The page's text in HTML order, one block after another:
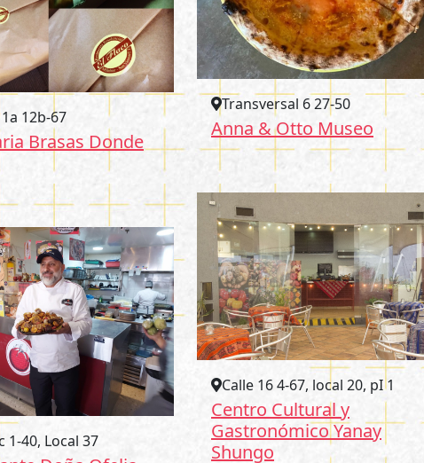
12b-67
Brasas Donde
Transversal 6 27-50
Anna & Otto Museo
Calle 16 4-67, local 20, pI 1
Centro Cultural y
Gastronómico Yanay
Shungo
1-40, Local 37